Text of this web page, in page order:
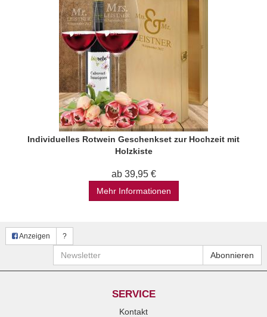
Individuelles Rotwein Geschenkset zur Hochzeit mit
Holzkiste
ab 39,95 €
Mehr Informationen
Anzeigen ?
Newsletter Abonnieren
SERVICE
Kontakt